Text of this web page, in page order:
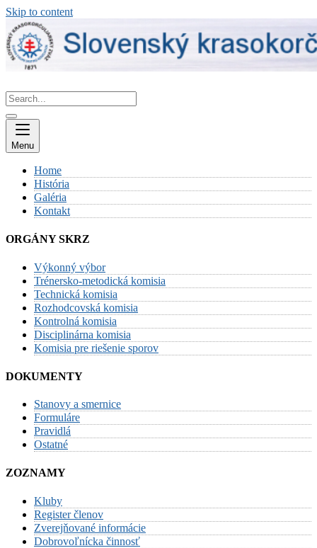
Skip to content
Menu
Home
História
Galéria
Kontakt
ORGÁNY SKRZ
Výkonný výbor
Trénersko-metodická komisia
Technická komisia
Rozhodcovská komisia
Kontrolná komisia
Disciplinárna komisia
Komisia pre riešenie sporov
DOKUMENTY
Stanovy a smernice
Formuláre
Pravidlá
Ostatné
ZOZNAMY
Kluby
Register členov
Zverejňované informácie
Dobrovoľnícka činnosť